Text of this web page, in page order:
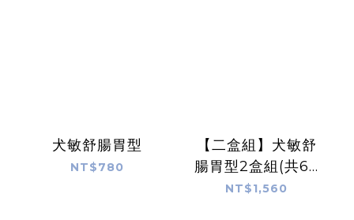
犬敏舒腸胃型
NT$780
【二盒組】犬敏舒
腸胃型2盒組(共60
顆)
NT$1,560